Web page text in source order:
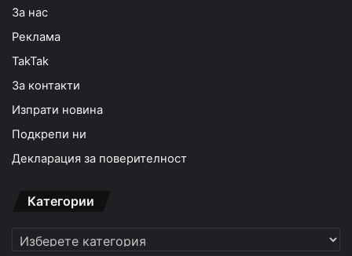
За нас
Реклама
TakTak
За контакти
Изпрати новина
Подкрепи ни
Декларация за поверителност
Категории
Категории